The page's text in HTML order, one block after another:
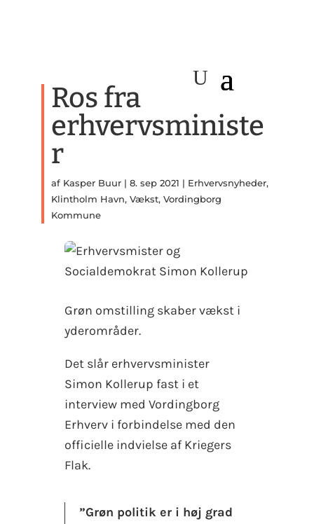
Ros fra
erhvervsministe
r
af Kasper Buur |8. sep 2021 | Erhvervsnyheder,
Klintholm Havn,Vækst,Vordingborg
Kommune
Grøn omstilling skaber vækst i
yderområder.
Det slår erhvervsminister
Simon Kollerup fast i et
interview med Vordingborg
Erhverv i forbindelse med den
officielle indvielse af Kriegers
Flak.
”Grøn politik er i høj grad